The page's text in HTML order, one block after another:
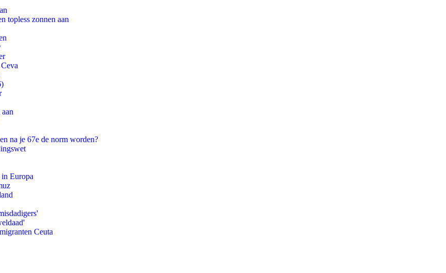
topless zonnen aan
na je 67e de norm worden?
Europa
Ceuta